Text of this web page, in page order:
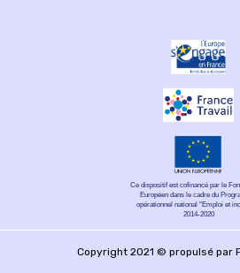
Ce dispositif est cofinancé par le
Européen dans le cadre du
opérationnel national "Emploi et
2014-2020
Copyright 2021 © propulsé par